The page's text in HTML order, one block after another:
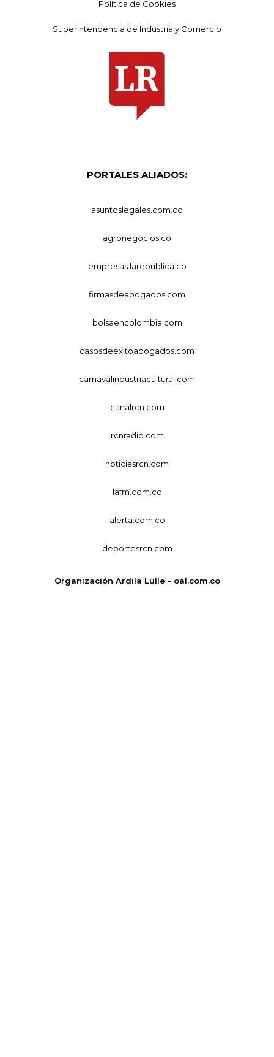
Política de Cookies
Superintendencia de Industria y Comercio
PORTALES ALIADOS:
asuntoslegales.com.co
agronegocios.co
empresas.larepublica.co
firmasdeabogados.com
bolsaencolombia.com
casosdeexitoabogados.com
carnavalindustriacultural.com
canalrcn.com
rcnradio.com
noticiasrcn.com
lafm.com.co
alerta.com.co
deportesrcn.com
Organización Ardila Lülle - oal.com.co